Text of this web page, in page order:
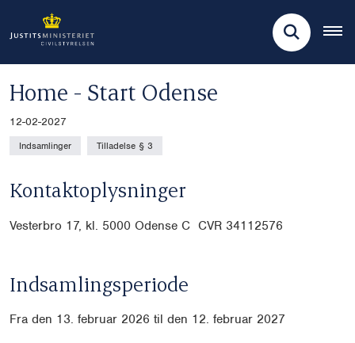
Home - Start Odense
12-02-2027
Indsamlinger Tilladelse § 3
Kontaktoplysninger
Vesterbro 17, kl. 5000 Odense C CVR 34112576
Indsamlingsperiode
Fra den 13. februar 2026 til den 12. februar 2027